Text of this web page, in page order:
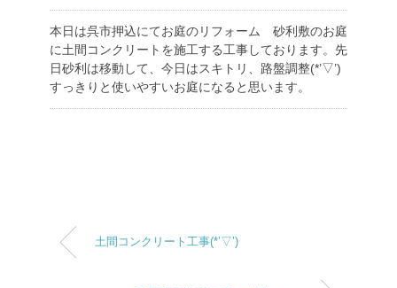
本日は呉市押込にてお庭のリフォーム 砂利敷のお庭
に土間コンクリートを施工する工事しております。先
日砂利は移動して、今日はスキトリ、路盤調整(*’▽’)
すっきりと使いやすいお庭になると思います。
土間コンクリート工事(*’▽’)